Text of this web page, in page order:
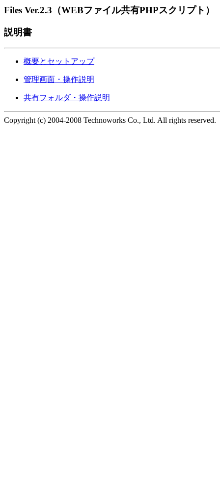
Files Ver.2.3（WEBファイル共有PHPスクリプト）
説明書
概要とセットアップ
管理画面・操作説明
共有フォルダ・操作説明
Copyright (c) 2004-2008 Technoworks Co., Ltd. All rights reserved.